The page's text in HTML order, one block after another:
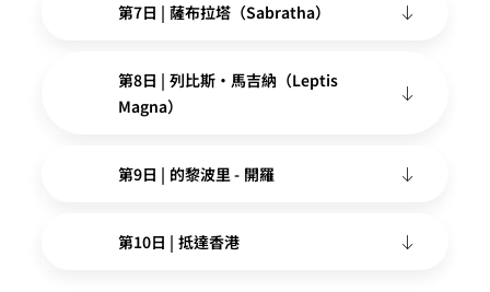
第7日 | 薩布拉塔（Sabratha）
第8日 | 列比斯·馬吉納（Leptis
Magna）
第9日 | 的黎波里 - 開羅
第10日 | 抵達香港